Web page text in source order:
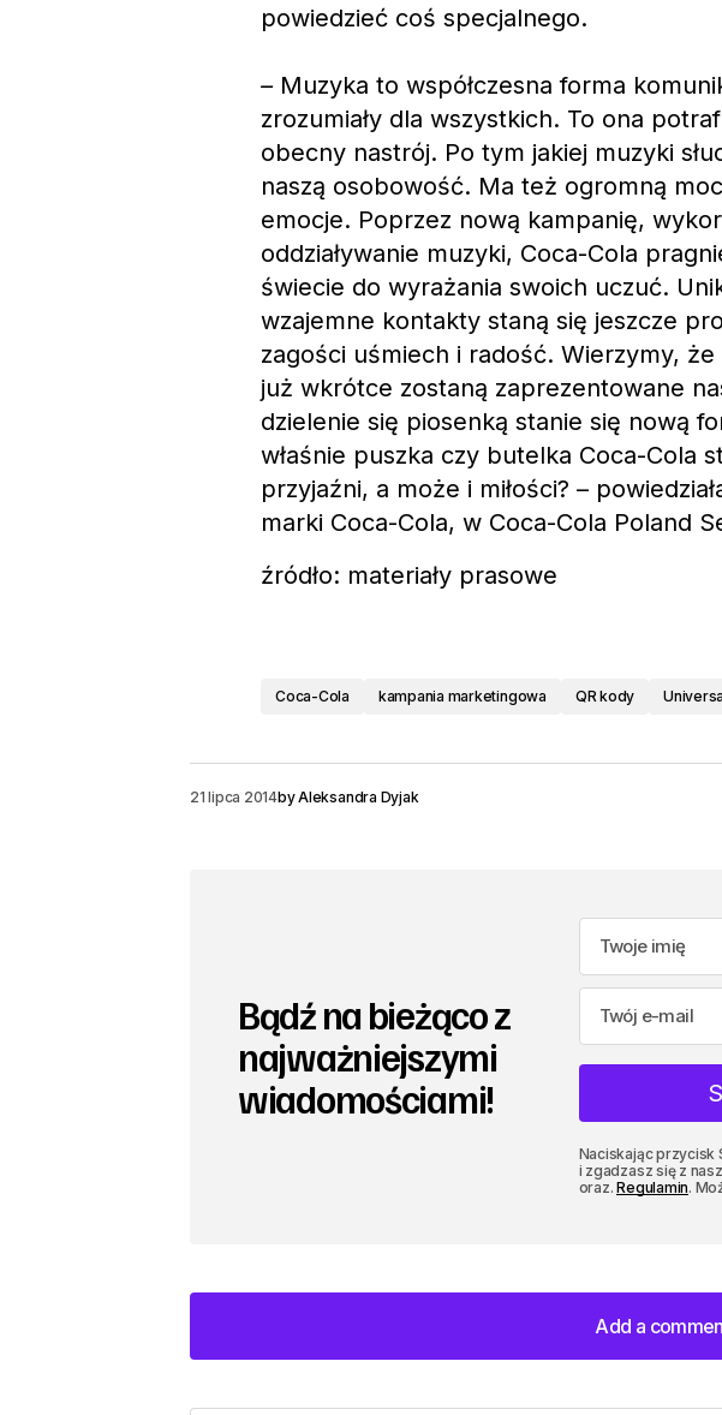
powiedzieć coś specjalnego.
–Muzyka to współczesna forma
zrozumiały dla wszystkich. To ona
obecny nastrój. Po tym jakiej muzyki
naszą osobowość. Ma też ogromną
emocje. Poprzez nową kampanię,
oddziaływanie muzyki, Coca-Cola
świecie do wyrażania swoich uczuć.
wzajemne kontakty staną się jeszcze
zagości uśmiech i radość. Wierzymy,
już wkrótce zostaną zaprezentowane
dzielenie się piosenką stanie się nową
właśnie puszka czy butelka Coca-Cola
przyjaźni, a może i miłości? –
marki Coca-Cola, w Coca-Cola Poland
źródło: materiały prasowe
Coca-Cola kampania marketingowa QR kody
21 lipca 2014byAleksandra Dyjak
Bądź na bieżąco z
najważniejszymi
wiadomościami!
Naciskając przycisk
i zgadzasz się z
oraz.Regulamin.
Add a
Add a